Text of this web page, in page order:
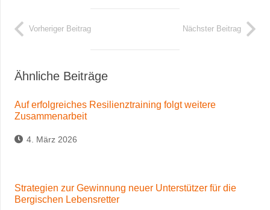
Vorheriger Beitrag Nächster Beitrag
Ähnliche Beiträge
Auf erfolgreiches Resilienztraining folgt weitere
Zusammenarbeit
4. März 2026
Strategien zur Gewinnung neuer Unterstützer für die
Bergischen Lebensretter